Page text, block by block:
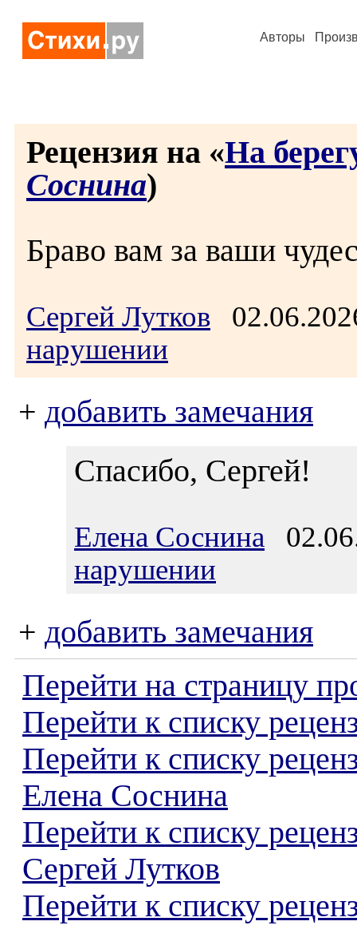
Авторы
Рецензия на «На
Соснина)
Браво вам за ваши
Сергей Лутков
нарушении
+ добавить замечания
Спасибо, Сергей!
Елена Соснина
нарушении
+ добавить замечания
Перейти на страницу
Перейти к списку
Перейти к списку
Елена Соснина
Перейти к списку
Сергей Лутков
Перейти к списку